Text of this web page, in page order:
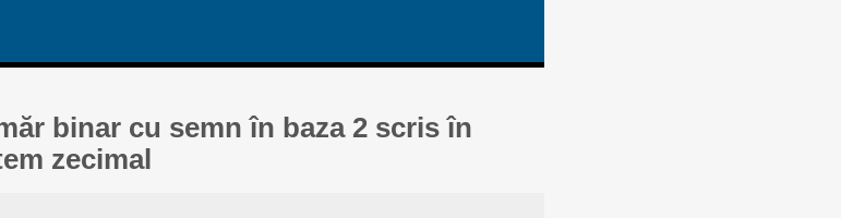
binar cu semn în baza 2 scris în
zecimal